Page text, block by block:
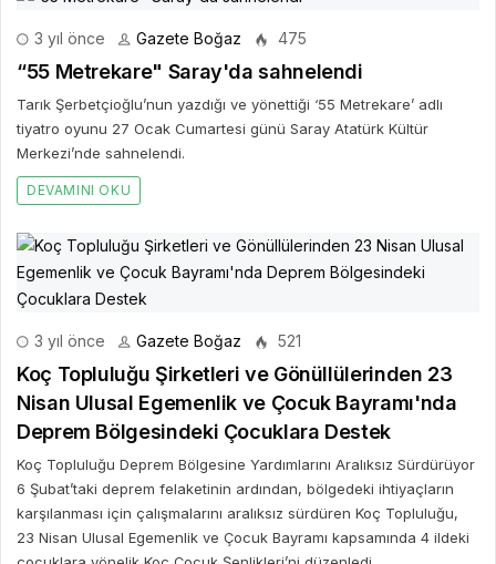
3 yıl önce Gazete Boğaz 475
“55 Metrekare" Saray'da sahnelendi
Tarık Şerbetçioğlu’nun yazdığı ve yönettiği ‘55 Metrekare’ adlı
tiyatro oyunu 27 Ocak Cumartesi günü Saray Atatürk Kültür
Merkezi’nde sahnelendi.
DEVAMINI OKU
3 yıl önce Gazete Boğaz 521
Koç Topluluğu Şirketleri ve Gönüllülerinden 23
Nisan Ulusal Egemenlik ve Çocuk Bayramı'nda
Deprem Bölgesindeki Çocuklara Destek
Koç Topluluğu Deprem Bölgesine Yardımlarını Aralıksız Sürdürüyor
6 Şubat’taki deprem felaketinin ardından, bölgedeki ihtiyaçların
karşılanması için çalışmalarını aralıksız sürdüren Koç Topluluğu,
23 Nisan Ulusal Egemenlik ve Çocuk Bayramı kapsamında 4 ildeki